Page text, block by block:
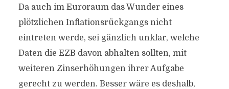
Da auch im Euroraum das Wunder eines
plötzlichen Inflationsrückgangs nicht
eintreten werde, sei gänzlich unklar, welche
Daten die EZB davon abhalten sollten, mit
weiteren Zinserhöhungen ihrer Aufgabe
gerecht zu werden. Besser wäre es deshalb,